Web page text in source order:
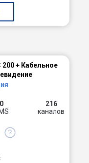
200 + Кабельное
0
216
каналов